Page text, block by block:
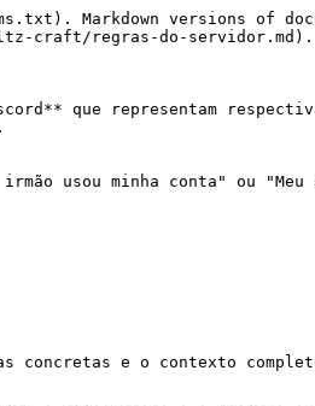
Markdown versions of
craft/regras-do-servidor.md).
que representam
usou minha conta" ou "Meu
e o contexto